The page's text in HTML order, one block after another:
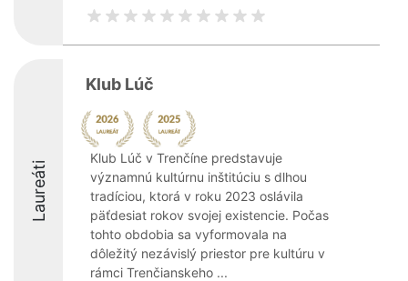
Laureáti
Klub Lúč
Klub Lúč v Trenčíne predstavuje
významnú kultúrnu inštitúciu s dlhou
tradíciou, ktorá v roku 2023 oslávila
päťdesiat rokov svojej existencie. Počas
tohto obdobia sa vyformovala na
dôležitý nezávislý priestor pre kultúru v
rámci Trenčianskeho ...